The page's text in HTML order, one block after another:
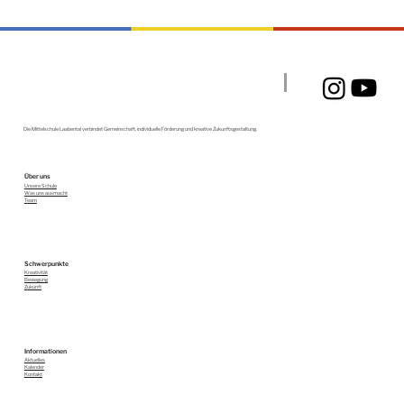
Ein Tag voller Emotionen
Die Mittelschule Laabental verbindet Gemeinschaft, individuelle Förderung und kreative Zukunftsgestaltung.
Über uns
Unsere Schule
Was uns ausmacht
Team
Schwerpunkte
Kreativität
Bewegung
Zukunft
Informationen
Aktuelles
Kalender
Kontakt